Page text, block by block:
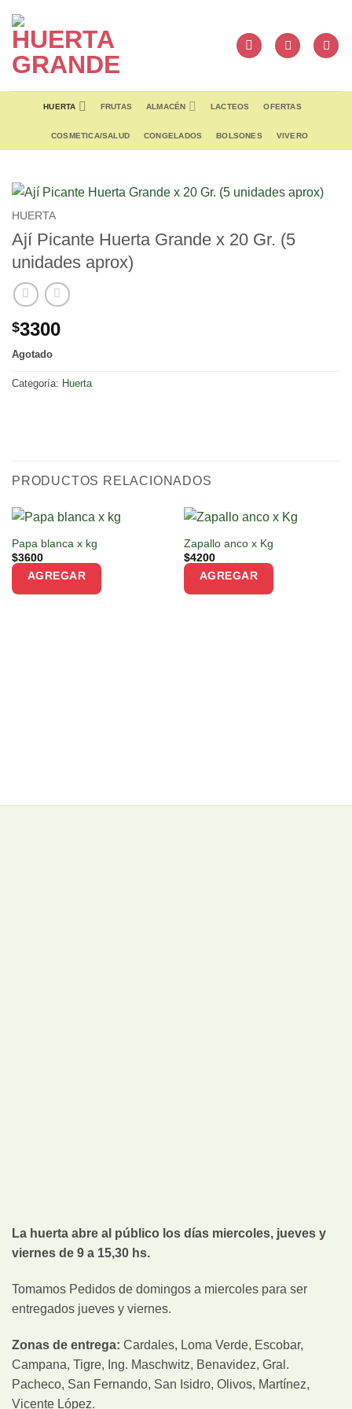
content
HUERTA FRUTAS ALMACÉN LACTEOS OFERTAS
COSMETICA/SALUD CONGELADOS BOLSONES VIVERO
HUERTA
Ají Picante Huerta Grande x 20 Gr. (5
unidades aprox)
$3300
Agotado
Categoría: Huerta
PRODUCTOS RELACIONADOS
Papa blanca x kg
$3600
AGREGAR
Zapallo anco x Kg
$4200
AGREGAR
La huerta abre al público los días miercoles, jueves y
viernes de 9 a 15,30 hs.
Tomamos Pedidos de domingos a miercoles para ser
entregados jueves y viernes.
Zonas de entrega: Cardales, Loma Verde, Escobar,
Campana, Tigre, Ing. Maschwitz, Benavidez, Gral.
Pacheco, San Fernando, San Isidro, Olivos, Martínez,
Vicente López.